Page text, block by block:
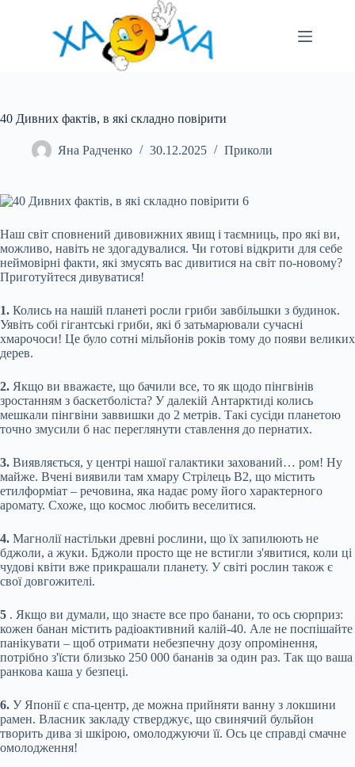
40 Дивних фактів, в які складно повірити
Яна Радченко 30.12.2025 Приколи
Наш світ сповнений дивовижних явищ і таємниць, про які ви,
можливо, навіть не здогадувалися. Чи готові відкрити для себе
неймовірні факти, які змусять вас дивитися на світ по-новому?
Приготуйтеся дивуватися!
1. Колись на нашій планеті росли гриби завбільшки з будинок.
Уявіть собі гігантські гриби, які б затьмарювали сучасні
хмарочоси! Це було сотні мільйонів років тому до появи великих
дерев.
2. Якщо ви вважаєте, що бачили все, то як щодо пінгвінів
зростанням з баскетболіста? У далекій Антарктиді колись
мешкали пінгвіни заввишки до 2 метрів. Такі сусіди планетою
точно змусили б нас переглянути ставлення до пернатих.
3. Виявляється, у центрі нашої галактики захований… ром! Ну
майже. Вчені виявили там хмару Стрілець B2, що містить
етилформіат – речовина, яка надає рому його характерного
аромату. Схоже, що космос любить веселитися.
4. Магнолії настільки древні рослини, що їх запилюють не
бджоли, а жуки. Бджоли просто ще не встигли з'явитися, коли ці
чудові квіти вже прикрашали планету. У світі рослин також є
свої довгожителі.
5 . Якщо ви думали, що знаєте все про банани, то ось сюрприз:
кожен банан містить радіоактивний калій-40. Але не поспішайте
панікувати – щоб отримати небезпечну дозу опромінення,
потрібно з'їсти близько 250 000 бананів за один раз. Так що ваша
ранкова каша у безпеці.
6. У Японії є спа-центр, де можна прийняти ванну з локшини
рамен. Власник закладу стверджує, що свинячий бульйон
творить дива зі шкірою, омолоджуючи її. Ось це справді смачне
омолодження!